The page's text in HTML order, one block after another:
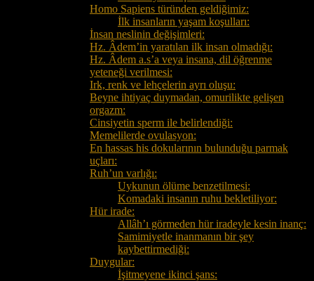
Homo Sapiens türünden geldiğimiz:
İlk insanların yaşam koşulları:
İnsan neslinin değişimleri:
Hz. Âdem’in yaratılan ilk insan olmadığı:
Hz. Âdem a.s’a veya insana, dil öğrenme
yeteneği verilmesi:
Irk, renk ve lehçelerin ayrı oluşu:
Beyne ihtiyaç duymadan, omurilikte gelişen
orgazm:
Cinsiyetin sperm ile belirlendiği:
Memelilerde ovulasyon:
En hassas his dokularının bulunduğu parmak
uçları:
Ruh’un varlığı:
Uykunun ölüme benzetilmesi:
Komadaki insanın ruhu bekletiliyor:
Hür irade:
Allâh’ı görmeden hür iradeyle kesin inanç:
Samimiyetle inanmanın bir şey
kaybettirmediği:
Duygular:
İşitmeyene ikinci şans: